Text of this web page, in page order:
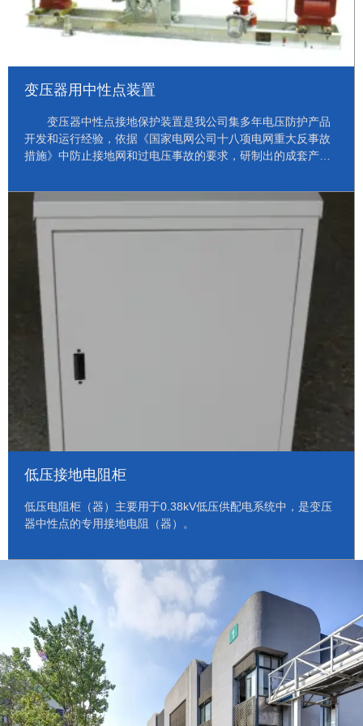
变压器用中性点装置
变压器中性点接地保护装置是我公司集多年电压防护产品
开发和运行经验，依据《国家电网公司十八项电网重大反事故
措施》中防止接地网和过电压事故的要求，研制出的成套产
低压接地电阻柜
低压电阻柜（器）主要用于0.38kV低压供配电系统中，是变压
器中性点的专用接地电阻（器）。